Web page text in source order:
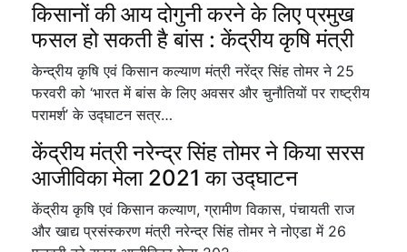
किसानों की आय दोगुनी करने के लिए प्रमुख
फसल हो सकती है बांस : केंद्रीय कृषि मंत्री
केन्द्रीय कृषि एवं किसान कल्याण मंत्री नरेंद्र सिंह तोमर ने 25
फरवरी को ‘भारत में बांस के लिए अवसर और चुनौतियों पर राष्ट्रीय
परामर्श’ के उद्घाटन सत्र…
केंद्रीय मंत्री नरेन्द्र सिंह तोमर ने किया सरस
आजीविका मेला 2021 का उद्घाटन
केंद्रीय कृषि एवं किसान कल्याण, ग्रामीण विकास, पंचायती राज
और खाद्य प्रसंस्करण मंत्री नरेन्द्र सिंह तोमर ने नोएडा में 26